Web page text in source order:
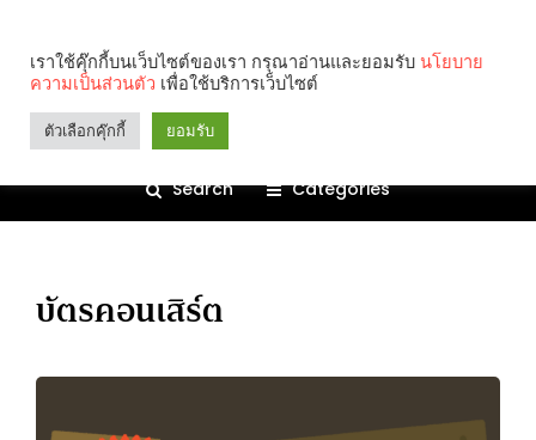
Search Categories
บัตรคอนเสิร์ต
เราใช้คุ๊กกี้บนเว็บไซต์ของเรา กรุณาอ่านและยอมรับ นโยบาย
ความเป็นส่วนตัว เพื่อใช้บริการเว็บไซต์
ตัวเลือกคุ๊กกี้ ยอมรับ